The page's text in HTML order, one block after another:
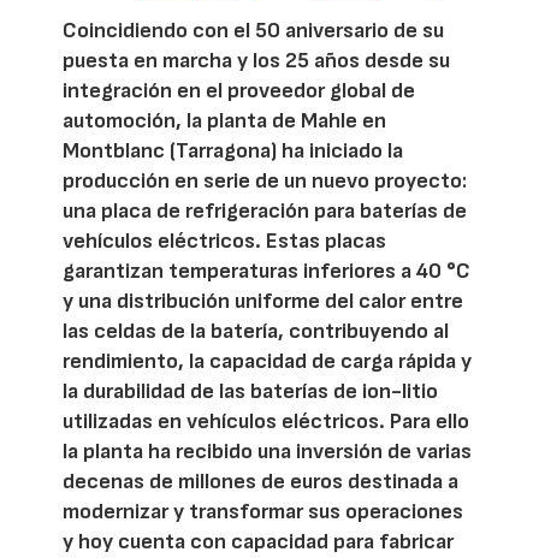
Coincidiendo con el 50 aniversario de su
puesta en marcha y los 25 años desde su
integración en el proveedor global de
automoción, la planta de Mahle en
Montblanc (Tarragona) ha iniciado la
producción en serie de un nuevo proyecto:
una placa de refrigeración para baterías de
vehículos eléctricos. Estas placas
garantizan temperaturas inferiores a 40 °C
y una distribución uniforme del calor entre
las celdas de la batería, contribuyendo al
rendimiento, la capacidad de carga rápida y
la durabilidad de las baterías de ion-litio
utilizadas en vehículos eléctricos. Para ello
la planta ha recibido una inversión de varias
decenas de millones de euros destinada a
modernizar y transformar sus operaciones
y hoy cuenta con capacidad para fabricar